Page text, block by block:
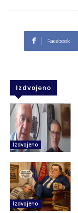
Facebook
Izdvojeno
Izdvojeno
Izdvojeno